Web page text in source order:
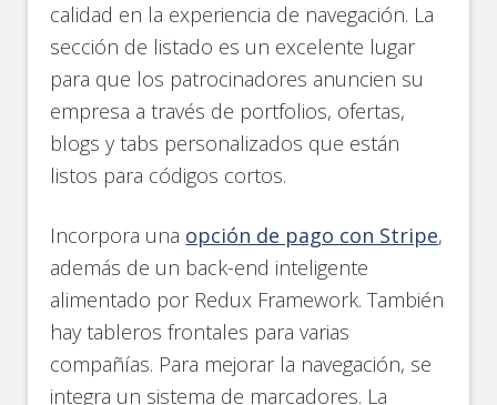
calidad en la experiencia de navegación. La
sección de listado es un excelente lugar
para que los patrocinadores anuncien su
empresa a través de portfolios, ofertas,
blogs y tabs personalizados que están
listos para códigos cortos.
Incorpora una opción de pago con Stripe,
además de un back-end inteligente
alimentado por Redux Framework. También
hay tableros frontales para varias
compañías. Para mejorar la navegación, se
integra un sistema de marcadores. La